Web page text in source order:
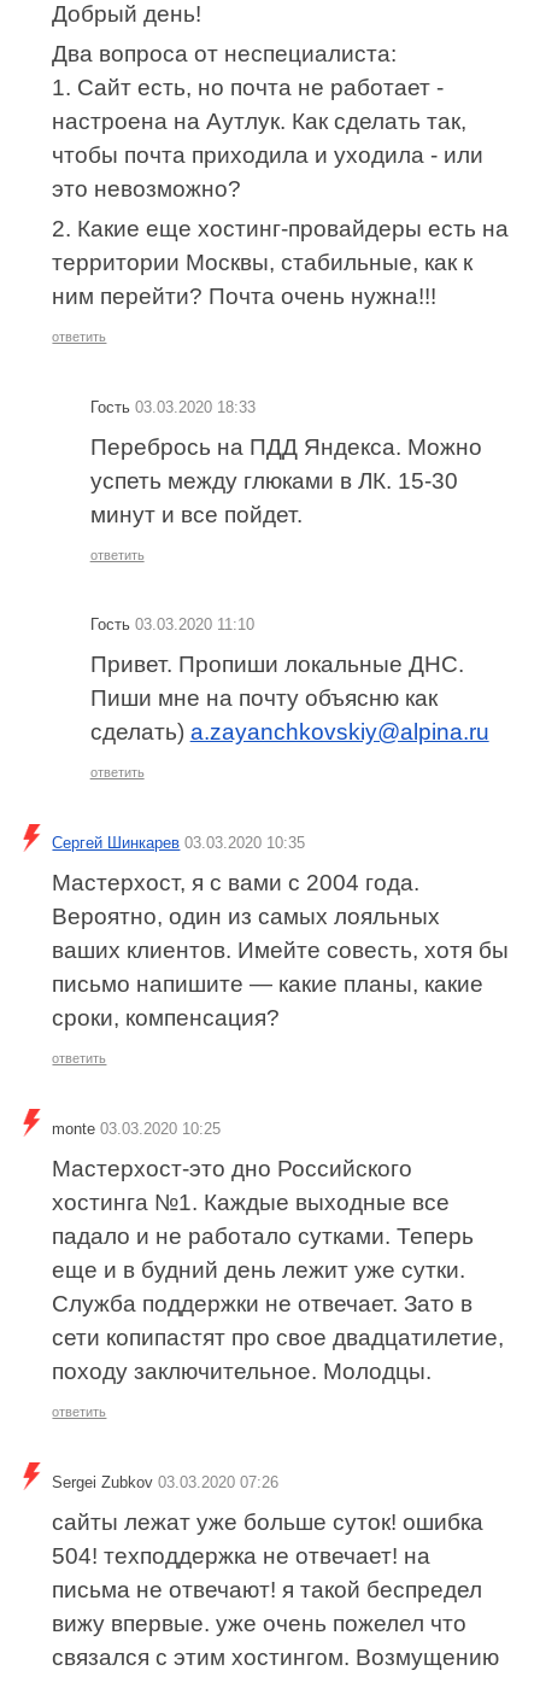
Добрый день!
Два вопроса от неспециалиста:
1. Сайт есть, но почта не работает -
настроена на Аутлук. Как сделать так,
чтобы почта приходила и уходила - или
это невозможно?
2. Какие еще хостинг-провайдеры есть на
территории Москвы, стабильные, как к
ним перейти? Почта очень нужна!!!
ответить
Гость 03.03.2020 18:33
Перебрось на ПДД Яндекса. Можно
успеть между глюками в ЛК. 15-30
минут и все пойдет.
ответить
Гость 03.03.2020 11:10
Привет. Пропиши локальные ДНС.
Пиши мне на почту объясню как
сделать) a.zayanchkovskiy@alpina.ru
ответить
Сергей Шинкарев 03.03.2020 10:35
Мастерхост, я с вами с 2004 года.
Вероятно, один из самых лояльных
ваших клиентов. Имейте совесть, хотя бы
письмо напишите — какие планы, какие
сроки, компенсация?
ответить
monte 03.03.2020 10:25
Мастерхост-это дно Российского
хостинга №1. Каждые выходные все
падало и не работало сутками. Теперь
еще и в будний день лежит уже сутки.
Служба поддержки не отвечает. Зато в
сети копипастят про свое двадцатилетие,
походу заключительное. Молодцы.
ответить
Sergei Zubkov 03.03.2020 07:26
сайты лежат уже больше суток! ошибка
504! техподдержка не отвечает! на
письма не отвечают! я такой беспредел
вижу впервые. уже очень пожелел что
связался с этим хостингом. Возмущению